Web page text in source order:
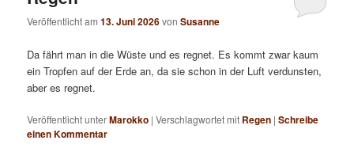
Veröffentlicht am13. Juni 2026vonSusanne
Da fährt man in die Wüste und es regnet. Es kommt zwar kaum
ein Tropfen auf der Erde an, da sie schon in der Luft verdunsten,
aber es regnet.
Veröffentlicht unterMarokko |Verschlagwortet mit Regen |Schreibe
einen Kommentar